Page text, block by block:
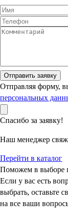
Отправить заявку
Отправляя форму,
персональных
Спасибо за заявку!
Наш менеджер
Перейти в каталог
Поможем в выборе
Если у вас есть
выбрать, оставьте
на все ваши